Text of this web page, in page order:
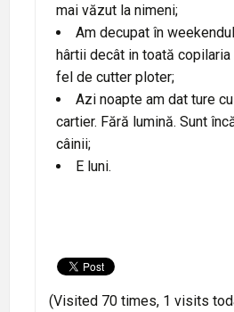
mai văzut la nimeni;
Am decupat în
hârtii decât in toată copilaria
fel de cutter ploter;
Azi noapte am dat ture
cartier. Fără lumină. Sunt
câinii;
E luni.
(Visited 70 times, 1 visits